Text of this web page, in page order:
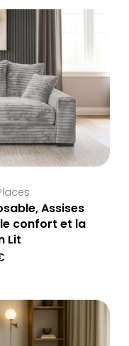
Assises
confort et la
Lit
Current